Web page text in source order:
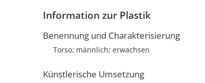
Information zur Plastik
Benennung und Charakterisierung
Torso; männlich; erwachsen
Künstlerische Umsetzung